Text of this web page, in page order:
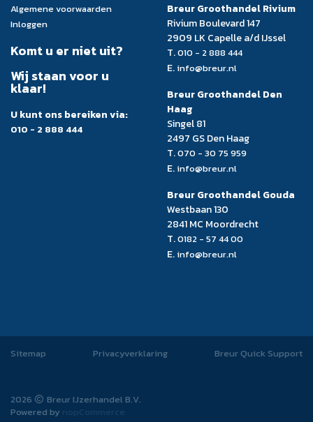
Algemene voorwaarden
Inloggen
Komt u er niet uit?
Wij staan voor u
klaar!
U kunt ons bereiken via:
010 - 2 888 444
Breur Groothandel Rivium
Rivium Boulevard 147
2909 LK Capelle a/d IJssel
T.010 - 2 888 444
E. info@breur.nl
Breur Groothandel Den
Haag
Singel 81
2497 GS Den Haag
T.070 - 30 75 959
E. info@breur.nl
Breur Groothandel Gouda
Westbaan 130
2841 MC Moordrecht
T.0182 - 57 44 00
E. info@breur.nl
Sitemap Privacyverklaring Breur Quick Support
2026
Breur IJzerhandel B.V.
Powered by